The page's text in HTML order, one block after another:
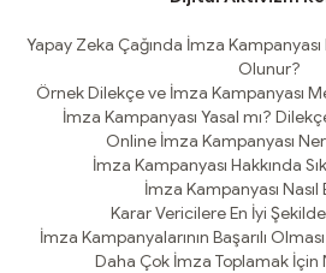
Yapay Zeka Çağında İmza Kampanyası
Olunur?
Örnek Dilekçe ve İmza Kampanyası
İmza Kampanyası Yasal mı?
Online İmza Kampanyası
İmza Kampanyası Hakkında
İmza Kampanyası Nasıl
Karar Vericilere En İyi Şekilde
İmza Kampanyalarının Başarılı
Daha Çok İmza Toplamak İçin